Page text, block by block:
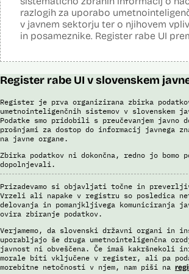
Sistem za avtomatizirano identifikacijo prstnih
uporabi algoritmov za izdelavo in iskanje
znakov, je omogočena primerjava in iskanje
Brošura 60 let informacijsko telekomunikacijskega
Odgovor na zahtevo za dostop do informacij
razlogih za uporabo
v javnem sektorju ter o njihovem
in posameznike. Register rabe UI
Register rabe UI v slovenskem
Register je prva organizirana zbirka
umetnointeligenčnih sistemov v slovenskem
Podatke smo pridobili s preučevanjem javno
prošnjami za dostop do informacij javnega
na javne organe.
Zbirka podatkov ni dokončna, redno jo bomo
dopolnjevali.
Prizadevamo si objavljati točne in
Vrzeli ali napake v registru so posledica
delovanja in pomanjkljivega komuniciranja
ovira zbiranje podatkov.
Verjamemo, da slovenski državni organi in
uporabljajo še druga umetnointeligenčna
javnost ni obveščena. Če imaš kakršnekoli
morale biti vključene v register, ali pa
morebitne netočnosti v njem, nam piši na